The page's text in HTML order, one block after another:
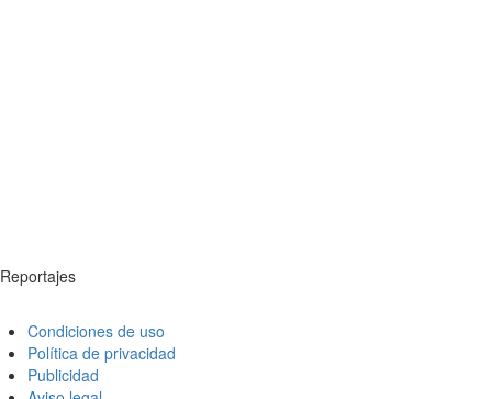
Reportajes
Condiciones de uso
Política de privacidad
Publicidad